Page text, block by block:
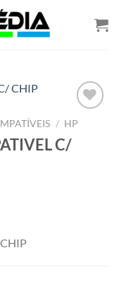
Adicionar
desejos
/ HP
C/